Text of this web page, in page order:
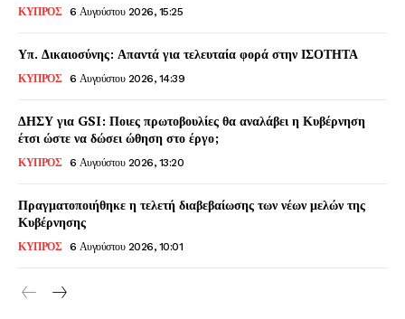
ΚΥΠΡΟΣ 6 Αυγούστου 2026, 15:25
Υπ. Δικαιοσύνης: Απαντά για τελευταία φορά στην ΙΣΟΤΗΤΑ
ΚΥΠΡΟΣ 6 Αυγούστου 2026, 14:39
ΔΗΣΥ για GSI: Ποιες πρωτοβουλίες θα αναλάβει η Κυβέρνηση
έτσι ώστε να δώσει ώθηση στο έργο;
ΚΥΠΡΟΣ 6 Αυγούστου 2026, 13:20
Πραγματοποιήθηκε η τελετή διαβεβαίωσης των νέων μελών της
Κυβέρνησης
ΚΥΠΡΟΣ 6 Αυγούστου 2026, 10:01